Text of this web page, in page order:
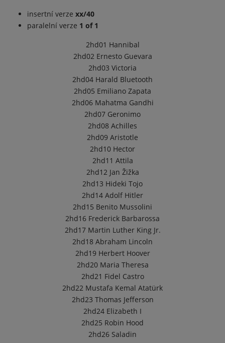
insertní verze xx/40
paralelní verze 1 of 1
2hd01 Hannibal
2hd02 Ernesto Guevara
2hd03 Victoria
2hd04 Harald Bluetooth
2hd05 Emiliano Zapata
2hd06 Mahatma Gandhi
2hd07 Geronimo
2hd08 Achilles
2hd09 Aristotle
2hd10 Hector
2hd11 Attila
2hd12 Jan Žižka
2hd13 Hideki Tojo
2hd14 Adolf Hitler
2hd15 Benito Mussolini
2hd16 Frederick Barbarossa
2hd17 Martin Luther King Jr.
2hd18 Abraham Lincoln
2hd19 Herbert Hoover
2hd20 Maria Theresa
2hd21 Fidel Castro
2hd22 Mustafa Kemal Atatürk
2hd23 Thomas Jefferson
2hd24 Elizabeth I
2hd25 Robin Hood
2hd26 Saladin